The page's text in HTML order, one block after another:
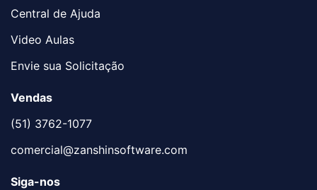
Central de Ajuda
Video Aulas
Envie sua Solicitação
Vendas
(51) 3762-1077
comercial@zanshinsoftware.com
Siga-nos